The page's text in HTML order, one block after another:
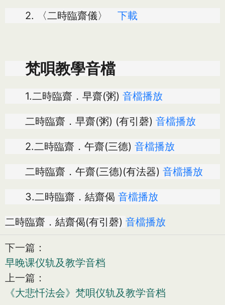
2. 〈二時臨齋儀〉 下載
梵唄教學音檔
1.二時臨齋．早齋(粥) 音檔播放
二時臨齋．早齋(粥) (有引磬) 音檔播放
2.二時臨齋．午齋(三德) 音檔播放
二時臨齋．午齋(三德)(有法器) 音檔播放
3.二時臨齋．結齋偈 音檔播放
二時臨齋．結齋偈(有引磬) 音檔播放
下一篇：
早晚课仪轨及教学音档
上一篇：
《大悲忏法会》梵唄仪轨及教学音档